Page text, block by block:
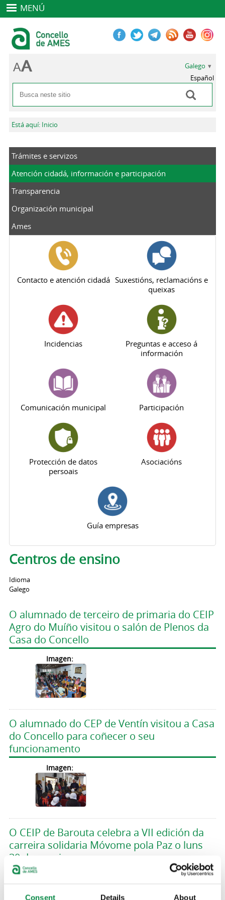
Consent Details About
MENÚ
Formulario de busca
Buscar
Galego
Español
Vostede está aquí
Está aquí: Inicio
Trámites e servizos
Atención cidadá, información e participación
Transparencia
Organización municipal
Ames
Contacto e atención cidadá Suxestións, reclamacións e
queixas
Incidencias
Preguntas e acceso á
información
Comunicación municipal Participación
Protección de datos
persoais
Asociacións
Guía empresas
Centros de ensino
Idioma
Galego
O alumnado de terceiro de primaria do CEIP
Agro do Muíño visitou o salón de Plenos da
Casa do Concello
Imagen:
O alumnado do CEP de Ventín visitou a Casa
do Concello para coñecer o seu
funcionamento
Imagen:
O CEIP de Barouta celebra a VII edición da
carreira solidaria Móvome pola Paz o luns
30 de xaneiro